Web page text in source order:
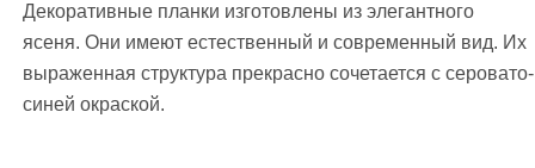
Декоративные планки изготовлены из элегантного
ясеня. Они имеют естественный и современный вид. Их
выраженная структура прекрасно сочетается с серовато-
синей окраской.